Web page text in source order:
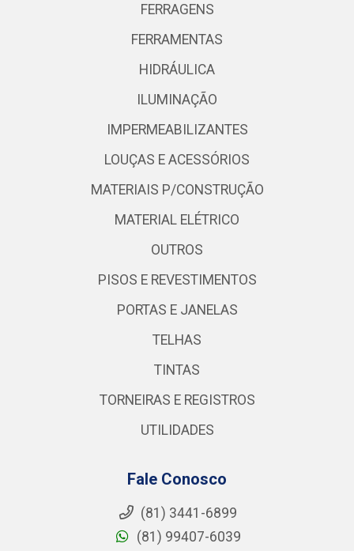
FERRAGENS
FERRAMENTAS
HIDRÁULICA
ILUMINAÇÃO
IMPERMEABILIZANTES
LOUÇAS E ACESSÓRIOS
MATERIAIS P/CONSTRUÇÃO
MATERIAL ELÉTRICO
OUTROS
PISOS E REVESTIMENTOS
PORTAS E JANELAS
TELHAS
TINTAS
TORNEIRAS E REGISTROS
UTILIDADES
Fale Conosco
(81) 3441-6899
(81) 99407-6039